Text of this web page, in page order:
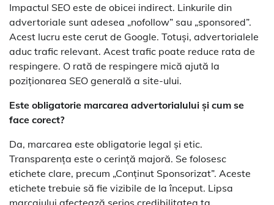
Impactul SEO este de obicei indirect. Linkurile din
advertoriale sunt adesea „nofollow” sau „sponsored”.
Acest lucru este cerut de Google. Totuși, advertorialele
aduc trafic relevant. Acest trafic poate reduce rata de
respingere. O rată de respingere mică ajută la
poziționarea SEO generală a site-ului.
Este obligatorie marcarea advertorialului și cum se
face corect?
Da, marcarea este obligatorie legal și etic.
Transparența este o cerință majoră. Se folosesc
etichete clare, precum „Conținut Sponsorizat”. Aceste
etichete trebuie să fie vizibile de la început. Lipsa
marcajului afectează serios credibilitatea ta.